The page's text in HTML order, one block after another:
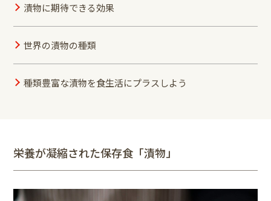
漬物に期待できる効果
世界の漬物の種類
種類豊富な漬物を食生活にプラスしよう
栄養が凝縮された保存食「漬物」